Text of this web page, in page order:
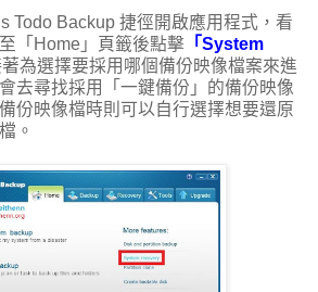
Todo Backup 捷徑開啟應用程式，看
「Home」頁籤後點擊 「System
為選擇要採用哪個備份映像檔案來進
去尋找採用「一鍵備份」的備份映像
份映像檔時則可以自行選擇想要還原
。